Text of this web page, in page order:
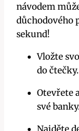
návodem
důchodového
sekund!
Vložte
do čtečky.
Otevřete
své